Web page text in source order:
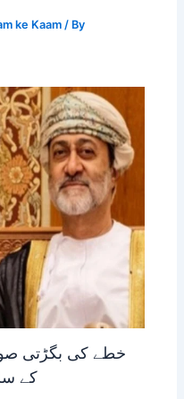
ke Kaam / By
خطے کی بگڑتی
کے